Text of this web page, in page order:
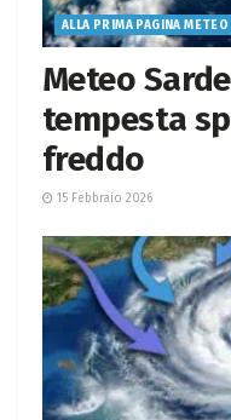
ALLA PRIMA PAGINA METEO
Meteo
tempesta
freddo
15 Febbraio 2026